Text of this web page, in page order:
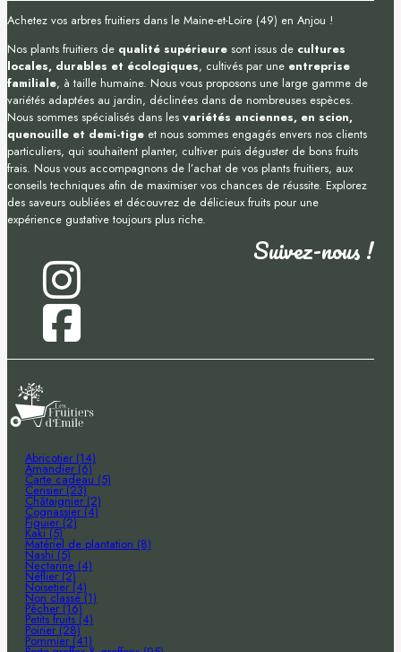
Achetez vos arbres fruitiers dans le Maine-et-Loire (49) en Anjou !
Nos plants fruitiers de qualité supérieure sont issus de cultures
locales, durables et écologiques, cultivés par une entreprise
familiale, à taille humaine. Nous vous proposons une large gamme de
variétés adaptées au jardin, déclinées dans de nombreuses espèces.
Nous sommes spécialisés dans les variétés anciennes, en scion,
quenouille et demi-tige et nous sommes engagés envers nos clients
particuliers, qui souhaitent planter, cultiver puis déguster de bons fruits
frais. Nous vous accompagnons de l’achat de vos plants fruitiers, aux
conseils techniques afin de maximiser vos chances de réussite. Explorez
des saveurs oubliées et découvrez de délicieux fruits pour une
expérience gustative toujours plus riche.
Suivez-nous !
Abricotier (14)
Amandier (6)
Carte cadeau (5)
Cerisier (23)
Châtaignier (2)
Cognassier (4)
Figuier (2)
Kaki (5)
Matériel de plantation (8)
Nashi (5)
Nectarine (4)
Néflier (2)
Noisetier (4)
Non classé (1)
Pêcher (16)
Petits fruits (4)
Poirier (28)
Pommier (41)